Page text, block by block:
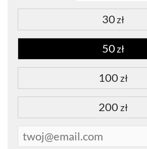
30 zł
50 zł
100 zł
200 zł